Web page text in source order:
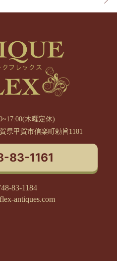
木曜定休)
県甲賀市信楽町勅旨1181
83-1161
83-1184
antiques.com